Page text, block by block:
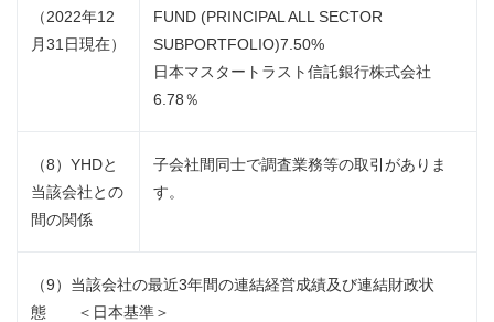
（2022年12
月31日現在）
FUND (PRINCIPAL ALL SECTOR
SUBPORTFOLIO)7.50%
日本マスタートラスト信託銀行株式会社
6.78％
（8）YHDと
当該会社との
間の関係
子会社間同士で調査業務等の取引がありま
す。
（9）当該会社の最近3年間の連結経営成績及び連結財政状
態 ＜日本基準＞